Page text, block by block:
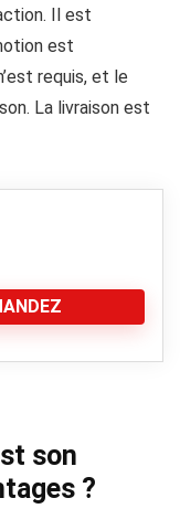
Il est
est
requis, et le
La livraison est
son
?